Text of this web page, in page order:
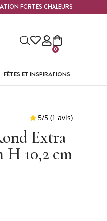
FORTES CHALEURS
0
FÊTES ET INSPIRATIONS
Extra
H 10,2 cm